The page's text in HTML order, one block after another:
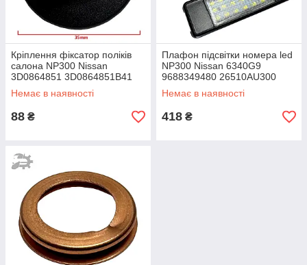
Кріплення фіксатор поліків
салона NP300 Nissan
3D0864851 3D0864851B41
Немає в наявності
88 ₴
Плафон підсвітки номера led
NP300 Nissan 6340G9
9688349480 26510AU300
Немає в наявності
418 ₴